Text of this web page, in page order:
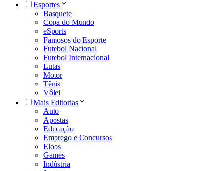
Esportes
Basquete
Copa do Mundo
eSports
Famosos do Esporte
Futebol Nacional
Futebol Internacional
Lutas
Motor
Tênis
Vôlei
Mais Editorias
Auto
Apostas
Educação
Emprego e Concursos
Eloos
Games
Indústria